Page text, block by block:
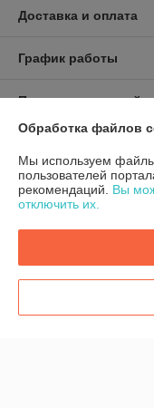
Доставка и оплата
График работы
Полная версия сайта
Сайт создан на
Информация для
Обработка файлов
Мы используем
пользователей
рекомендаций. Вы
отключить их.